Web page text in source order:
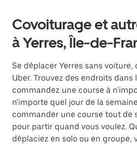
Covoiturage et
à Yerres, Île-de-
Se déplacer Yerres sans voiture,
Uber. Trouvez des endroits dans
commandez une course à
n'importe quel jour de la
commander une course tout de
pour partir quand vous voulez.
déplaciez en solo ou en groupe,